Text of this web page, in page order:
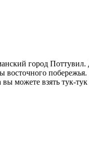
город
восточного
можете взять тук-